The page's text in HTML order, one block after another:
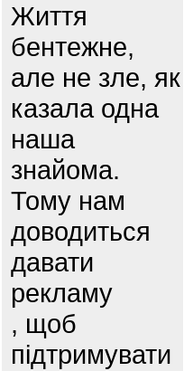
Життя
бентежне,
але не зле, як
казала одна
наша
знайома.
Тому нам
доводиться
давати
рекламу
, щоб
підтримувати